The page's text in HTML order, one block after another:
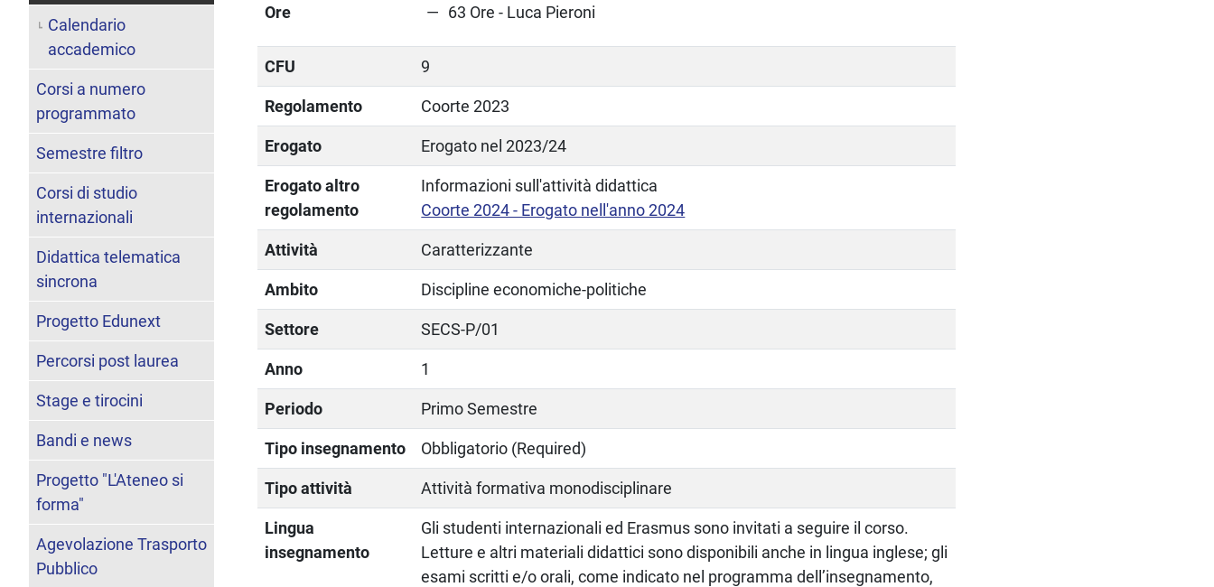
Ore 63 Ore - Luca Pieroni
CFU 9
Regolamento Coorte 2023
Erogato Erogato nel 2023/24
Erogato altro
regolamento
Informazioni sull'attività didattica
Coorte 2024 - Erogato nell'anno 2024
Attività Caratterizzante
Ambito Discipline economiche-politiche
Settore SECS-P/01
Anno 1
Periodo Primo Semestre
Tipo insegnamento Obbligatorio (Required)
Tipo attività Attività formativa monodisciplinare
Lingua
insegnamento
Gli studenti internazionali ed Erasmus sono invitati a seguire il corso.
Letture e altri materiali didattici sono disponibili anche in lingua inglese; gli
esami scritti e/o orali, come indicato nel programma dell’insegnamento,
Calendario
accademico
Corsi a numero
programmato
Semestre filtro
Corsi di studio
internazionali
Didattica telematica
sincrona
Progetto Edunext
Percorsi post laurea
Stage e tirocini
Bandi e news
Progetto "L'Ateneo si
forma"
Agevolazione Trasporto
Pubblico